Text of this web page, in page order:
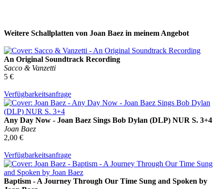
Weitere Schallplatten von Joan Baez in meinem Angebot
An Original Soundtrack Recording
Sacco & Vanzetti
5 €
Verfügbarkeitsanfrage
Any Day Now - Joan Baez Sings Bob Dylan (DLP) NUR S. 3+4
Joan Baez
2,00 €
Verfügbarkeitsanfrage
Baptism - A Journey Through Our Time Sung and Spoken by